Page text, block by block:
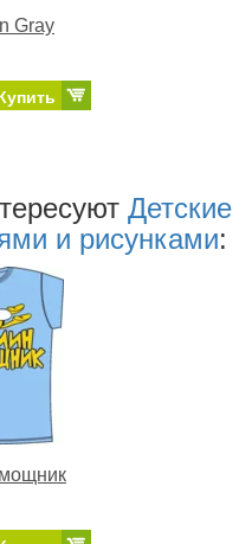
Gray
Детские
и рисунками: